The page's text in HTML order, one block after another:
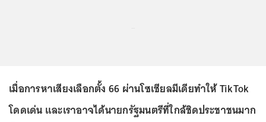
เมื่อการหาเสียงเลือกตั้ง 66 ผ่านโซเชียลมีเดียทำให้ TikTok
โดดเด่น และเราอาจได้นายกรัฐมนตรีที่ใกล้ชิดประชาชนมาก